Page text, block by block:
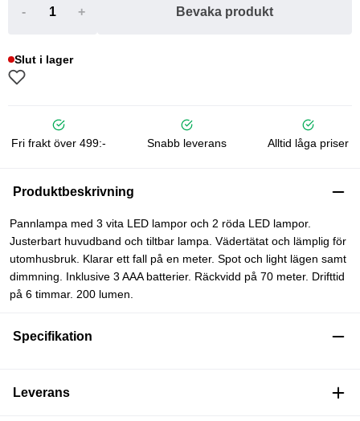
- + Bevaka produkt
Slut i lager
Fri frakt över 499:- Snabb leverans Alltid låga priser
Produktbeskrivning
Pannlampa med 3 vita LED lampor och 2 röda LED lampor.
Justerbart huvudband och tiltbar lampa. Vädertätat och lämplig för
utomhusbruk. Klarar ett fall på en meter. Spot och light lägen samt
dimmning. Inklusive 3 AAA batterier. Räckvidd på 70 meter. Drifttid
på 6 timmar. 200 lumen.
Specifikation
Leverans